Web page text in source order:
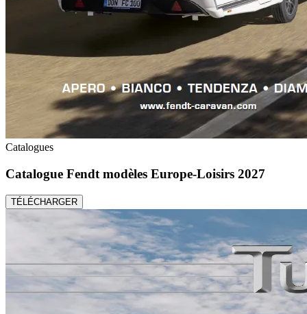
Catalogues
Catalogue Fendt modèles Europe-Loisirs 2027
TÉLÉCHARGER